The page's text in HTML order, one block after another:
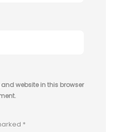
website in this browser
*